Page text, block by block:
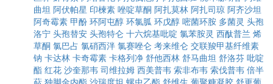
曲坦 阿伏帕星 印楝素 唑啶草酮 阿扎莫林 阿扎司琼 阿齐沙坦
阿奇霉素 甲酚 环阿屯醇 环氯胍 环戊醇 嘧菌环胺 多菌灵 头孢
洛宁 头孢替安 头孢特仑 十六烷基吡啶 氯苯胺灵 西酞普兰 烯
草酮 氯巴占 氯硝西泮 氯赛唑仑 考来维仑 交联羧甲基纤维素
钠 卡达林 卡奇霉素 卡格列净 舒他西林 舒马曲坦 舒洛芬 吡啶
酯 红花 沙奎那韦 司维拉姆 西美普韦 索非布韦 索伐普韦 倍半
萜 独脚金内酯 沙瑞度坦 螺虫乙酯 舒维生 葡聚糖凝胶 舒更葡